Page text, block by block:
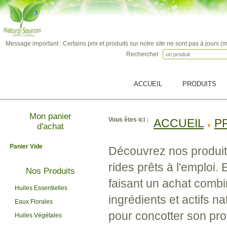
Message important : Certains prix et produits sur notre site ne sont pas à jours
Rechercher
ACCUEIL PRODUITS
Mon panier
d'achat
Panier Vide
Nos Produits
Huiles Essentielles
Eaux Florales
Huiles Végétales
Vous êtes ici : ACCUEIL
Découvrez nos
rides prêts à l'emploi.
faisant un achat
ingrédients et actifs
pour concotter son